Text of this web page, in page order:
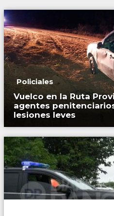
Policiales
Vuelco en la Ruta
agentes
lesiones leves